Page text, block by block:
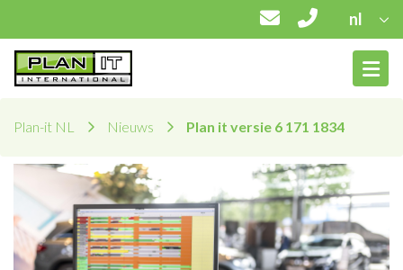
nl
Plan-it NL Nieuws Plan it versie 6 171 1834